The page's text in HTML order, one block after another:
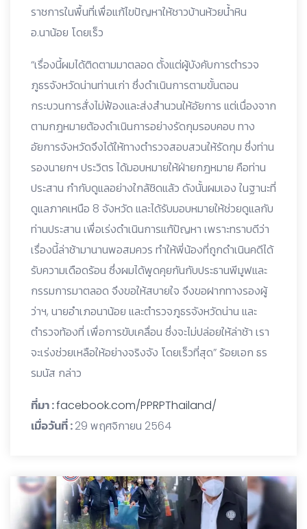
ราชการในพื้นที่เพื่อแก้ไขปัญหาให้ชาวบ้านห้วยน้ำหิน
อ.นาน้อย โดยเร็ว
“เรื่องนี้ผมได้ติดตามมาตลอด ตั้งแต่ผู้บังคับการตำรวจ
ภูธรจังหวัดน่านท่านเก่า ซึ่งดำเนินการตามขั้นตอน
กระบวนการสั่งไม่ฟ้องและส่งสำนวนให้อัยการ แต่เนื่องจาก
ตามกฎหมายต้องดำเนินการอย่างรัดกุมรอบคอบ ทาง
อัยการจังหวัดจึงได้ให้ทางตำรวจสอบสวนให้รัดกุม ซึ่งท่าน
รองนายกฯ ประวิตร ได้มอบหมายให้ฝ่ายกฎหมาย คือท่าน
ประสาน กำกับดูแลอย่างใกล้ชิดแล้ว ดังนั้นผมเอง ในฐานะที่
ดูแลภาคเหนือ 8 จังหวัด และได้รับมอบหมายให้ช่วยดูแลกับ
ท่านประสาน เพื่อเร่งดำเนินการแก้ปัญหา เพราะทราบดีว่า
เรื่องนี้ล่าช้ามานานพอสมควร ทำให้พี่น้องที่ถูกดำเนินคดีได้
รับความเดือดร้อน ซึ่งผมได้พูดคุยกันกับประธานพีมูฟและ
กรรมการมาตลอด จึงขอให้สบายใจ จึงขอฝากทางรองผู้
ว่าฯ, นายอำเภอนาน้อย และตำรวจภูธรจังหวัดน่าน และ
ตำรวจท้องที่ เพื่อการขับเคลื่อน ซึ่งจะไม่ปล่อยให้ล่าช้า เรา
จะเร่งช่วยเหลือให้อย่างจริงจัง โดยเร็วที่สุด” ร้อยเอก ธร
รมนัส กล่าว
ที่มา :facebook.com/PPRPThailand/
เมื่อวันที่ :29 พฤศจิกายน 2564